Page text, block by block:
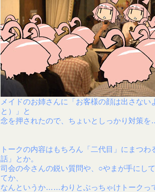
メイドのお姉さんに「お客様の顔は出さな
と）」と
念を押されたので、ちょいとしっかり対策
トークの内容はもちろん「二代目」にまつ
話」とか。
司会の今さんの鋭い質問や、○やまが手にし
てか、
なんというか……わりとぶっちゃけトークっ